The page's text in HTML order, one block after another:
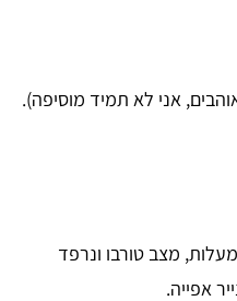
אני לא תמיד מוסיפה).
נחמם תנור לחום של 200 מעלות, מצב טורבו ונרפד
אפייה.